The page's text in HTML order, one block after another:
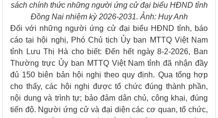
sách chính thức những người ứng cử đại biểu HĐND tỉnh
Đồng Nai nhiệm kỳ 2026-2031. Ảnh: Huy Anh
Đối với những người ứng cử đại biểu HĐND tỉnh, báo
cáo tại hội nghị, Phó Chủ tịch Ủy ban MTTQ Việt Nam
tỉnh Lưu Thị Hà cho biết: Đến hết ngày 8-2-2026, Ban
Thường trực Ủy ban MTTQ Việt Nam tỉnh đã nhận đầy
đủ 150 biên bản hội nghị theo quy định. Qua tổng hợp
cho thấy, các hội nghị được tổ chức đúng thành phần,
nội dung và trình tự; bảo đảm dân chủ, công khai, đúng
tiến độ. Người ứng cử và đại diện các cơ quan, tổ chức,